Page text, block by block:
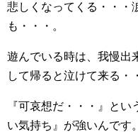
悲しくなってくる・・
も・・・。
遊んでいる時は、我慢出
して帰ると泣けて来る・
『可哀想だ・・・』と
い気持ち』が強いんです。